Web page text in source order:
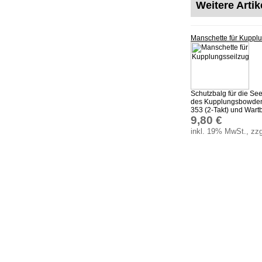
Weitere
Manschette für
Schutzbalg für die
des
353 (2-Takt) und
9,80 €
inkl. 19% MwSt.,